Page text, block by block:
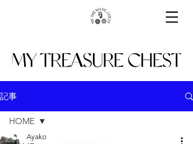
記事
HOME
Ayako